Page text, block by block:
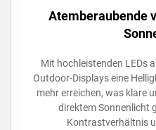
Atemberaubende
Mit hochleistenden LEDs
Outdoor-Displays eine
mehr erreichen, was klare
direktem Sonnenlicht
Kontrastverhältnis